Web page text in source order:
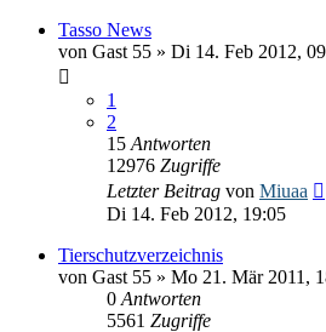
Tasso News
von Gast 55 » Di 14. Feb 2012,
1
2
15 Antworten
12976 Zugriffe
Letzter Beitrag von Miuaa
Di 14. Feb 2012, 19:05
Tierschutzverzeichnis
von Gast 55 » Mo 21. Mär 2011,
0 Antworten
5561 Zugriffe